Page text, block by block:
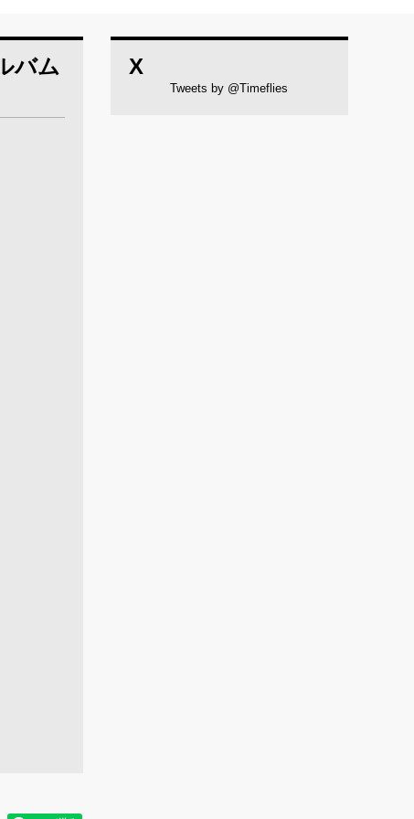
バム
X
Tweets by @Timeflies